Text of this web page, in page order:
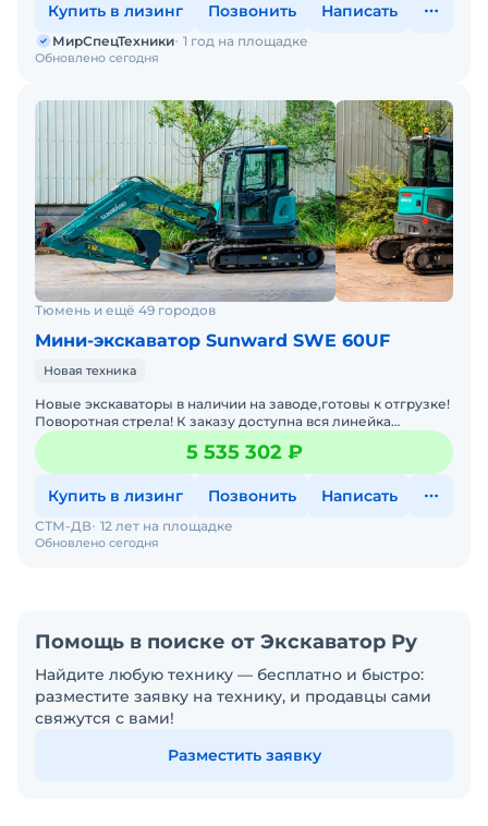
Купить в лизинг Позвонить Написать
Обновлено сегодня
МирСпецТехники 1 год на площадке
Тюмень и ещё 49 городов
Мини-экскаватор Sunward SWE 60UF
Новая техника
Новые экскаваторы в наличии на заводе,готовы к отгрузке!
Поворотная стрела! К заказу доступна вся линейка
экскаваторов SUNWARD. Любой лизинг. Гарантия.Запасные
5 535 302 ₽
Купить в лизинг Позвонить Написать
Обновлено сегодня
СТМ-ДВ 12 лет на площадке
Помощь в поиске от Экскаватор Ру
Найдите любую технику — бесплатно и быстро:
разместите заявку на технику, и продавцы сами
свяжутся с вами!
Разместить заявку